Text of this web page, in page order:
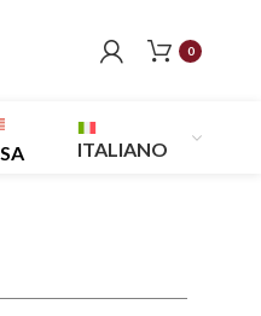
0
ITALIANO